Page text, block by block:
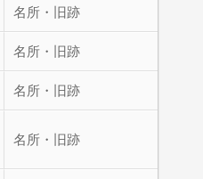
名所・旧跡
名所・旧跡
名所・旧跡
名所・旧跡